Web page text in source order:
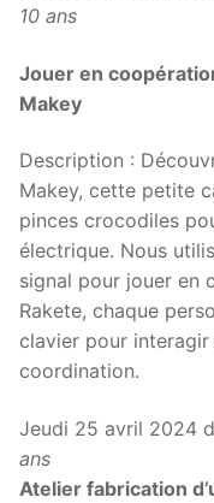
10 ans
Jouer en
Makey
Description :
Makey, cette petite
pinces crocodiles
électrique. Nous
signal pour jouer en
Rakete, chaque
clavier pour
coordination.
Jeudi 25 avril 2024
ans
Atelier fabrication